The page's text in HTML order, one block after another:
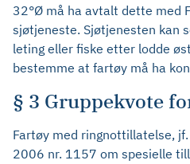
32°Ø må ha avtalt dette med
sjøtjeneste. Sjøtjenesten kan
leting eller fiske etter lodde
bestemme at fartøy må ha
§ 3 Gruppekvote
Fartøy med ringnottillatelse,
2006 nr. 1157 om spesielle